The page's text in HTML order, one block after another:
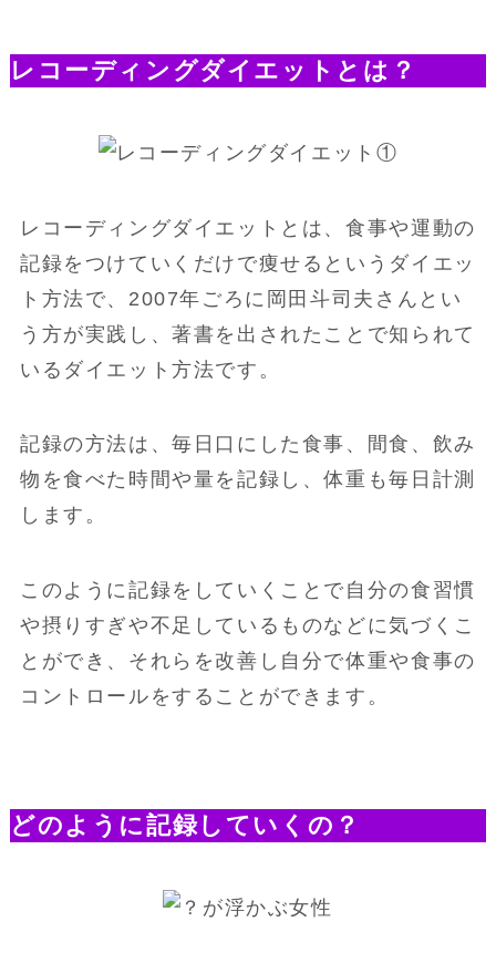
レコーディングダイエットとは？
レコーディングダイエットとは、食事や運動の
記録をつけていくだけで痩せるというダイエッ
ト方法で、2007年ごろに岡田斗司夫さんとい
う方が実践し、著書を出されたことで知られて
いるダイエット方法です。
記録の方法は、毎日口にした食事、間食、飲み
物を食べた時間や量を記録し、体重も毎日計測
します。
このように記録をしていくことで自分の食習慣
や摂りすぎや不足しているものなどに気づくこ
とができ、それらを改善し自分で体重や食事の
コントロールをすることができます。
どのように記録していくの？